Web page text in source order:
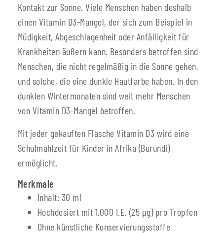
Kontakt zur Sonne. Viele Menschen haben deshalb
einen Vitamin D3-Mangel, der sich zum Beispiel in
Müdigkeit, Abgeschlagenheit oder Anfälligkeit für
Krankheiten äußern kann. Besonders betroffen sind
Menschen, die nicht regelmäßig in die Sonne gehen,
und solche, die eine dunkle Hautfarbe haben. In den
dunklen Wintermonaten sind weit mehr Menschen
von Vitamin D3-Mangel betroffen.
Mit jeder gekauften Flasche Vitamin D3 wird eine
Schulmahlzeit für Kinder in Afrika (Burundi)
ermöglicht.
Merkmale
Inhalt: 30 ml
Hochdosiert mit 1.000 I.E. (25 µg) pro Tropfen
Ohne künstliche Konservierungsstoffe